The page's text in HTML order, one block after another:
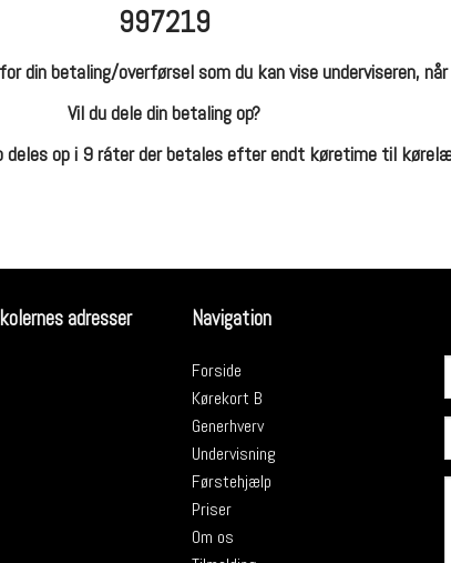
997219
din betaling/overførsel som du kan vise underviseren,
Vil du dele din betaling op?
deles op i 9 ráter der betales efter endt køretime til
adresser Navigation
Forside
Kørekort B
Generhverv
Undervisning
Førstehjælp
Priser
Om os